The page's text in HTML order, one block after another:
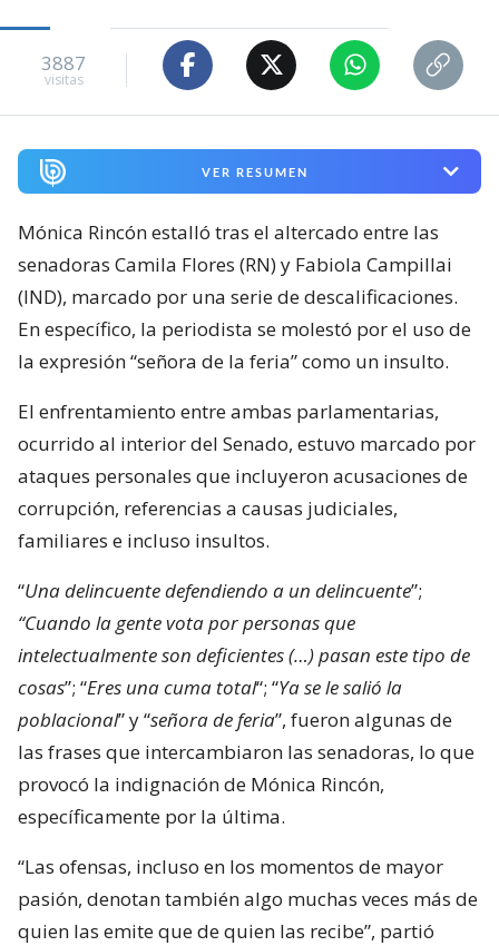
3887
visitas
VER RESUMEN
Mónica Rincón estalló tras el altercado entre las
senadoras Camila Flores (RN) y Fabiola Campillai
(IND), marcado por una serie de descalificaciones.
En específico, la periodista se molestó por el uso de
la expresión “señora de la feria” como un insulto.
El enfrentamiento entre ambas parlamentarias,
ocurrido al interior del Senado, estuvo marcado por
ataques personales que incluyeron acusaciones de
corrupción, referencias a causas judiciales,
familiares e incluso insultos.
“Una delincuente defendiendo a un delincuente”;
“Cuando la gente vota por personas que
intelectualmente son deficientes (…) pasan este tipo de
cosas”; “Eres una cuma total“; “Ya se le salió la
poblacional” y “señora de feria”, fueron algunas de
las frases que intercambiaron las senadoras, lo que
provocó la indignación de Mónica Rincón,
específicamente por la última.
“Las ofensas, incluso en los momentos de mayor
pasión, denotan también algo muchas veces más de
quien las emite que de quien las recibe”, partió